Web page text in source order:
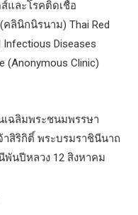
และโรคติดเชื้อ
ลินิกนิรนาม) Thai Red
Infectious Diseases
(Anonymous Clinic)
เฉลิมพระชนมพรรษา
าสิริกิติ์ พระบรมราชินีนาถ
นปีหลวง 12 สิงหาคม